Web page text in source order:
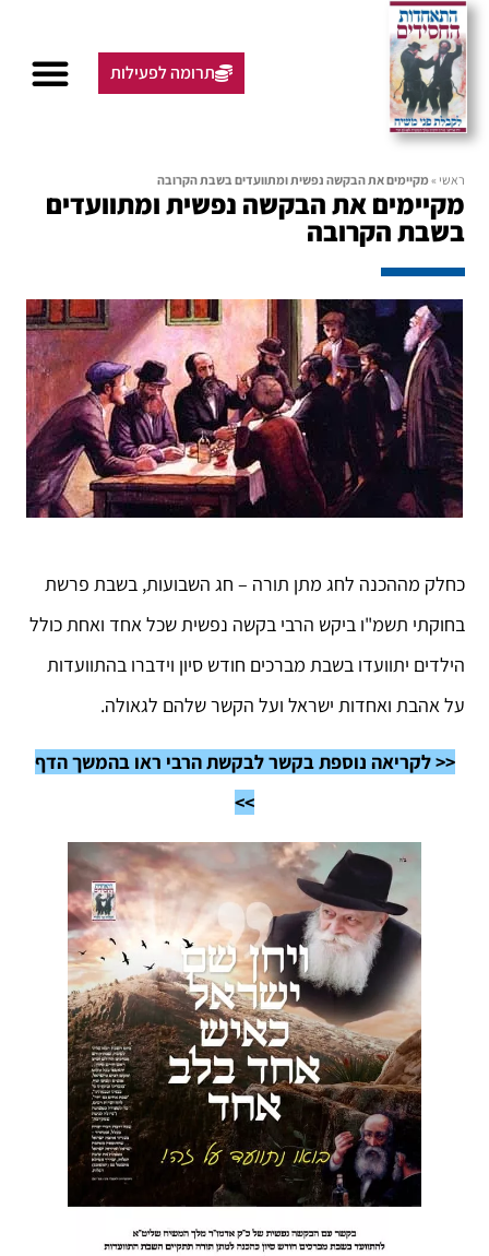
תרומה לפעילות
ראשי »מקיימים את הבקשה נפשית ומתוועדים בשבת הקרובה
מקיימים את הבקשה נפשית ומתוועדים
בשבת הקרובה
כחלק מההכנה לחג מתן תורה – חג השבועות, בשבת פרשת
בחוקתי תשמ"ו ביקש הרבי בקשה נפשית שכל אחד ואחת כולל
הילדים יתוועדו בשבת מברכים חודש סיון וידברו בהתוועדות
על אהבת ואחדות ישראל ועל הקשר שלהם לגאולה.
<< לקריאה נוספת בקשר לבקשת הרבי ראו בהמשך הדף
>>